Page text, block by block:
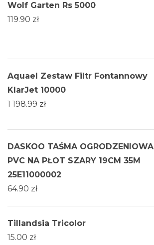
Wolf Garten Rs 5000
119.90 zł
Aquael Zestaw Filtr Fontannowy
KlarJet 10000
1 198.99 zł
DASKOO TAŚMA OGRODZENIOWA
PVC NA PŁOT SZARY 19CM 35M
25E11000002
64.90 zł
Tillandsia Tricolor
15.00 zł